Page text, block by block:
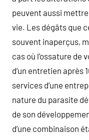
peuvent aussi mettre
vie. Les dégâts que
souvent inaperçus,
cas où l’ossature de
d’un entretien après
services d’une
nature du parasite
de son
d’une combinaison